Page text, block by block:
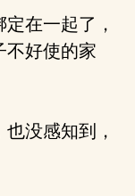
在一起了，
不好使的家
没感知到，